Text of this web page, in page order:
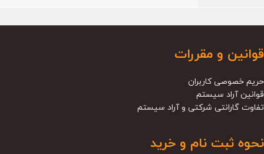
قوانین و مقررات
حریم خصوصی کاربران
قوانین آراد سیستم
تفاوت گارانتی شرکتی و آراد سیستم
نحوه ثبت نام و خرید